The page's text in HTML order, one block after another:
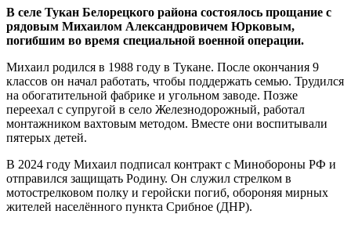
В селе Тукан Белорецкого района состоялось прощание с
рядовым Михаилом Александровичем Юрковым,
погибшим во время специальной военной операции.
Михаил родился в 1988 году в Тукане. После окончания 9
классов он начал работать, чтобы поддержать семью. Трудился
на обогатительной фабрике и угольном заводе. Позже
переехал с супругой в село Железнодорожный, работал
монтажником вахтовым методом. Вместе они воспитывали
пятерых детей.
В 2024 году Михаил подписал контракт с Минобороны РФ и
отправился защищать Родину. Он служил стрелком в
мотострелковом полку и геройски погиб, обороняя мирных
жителей населённого пункта Срибное (ДНР).